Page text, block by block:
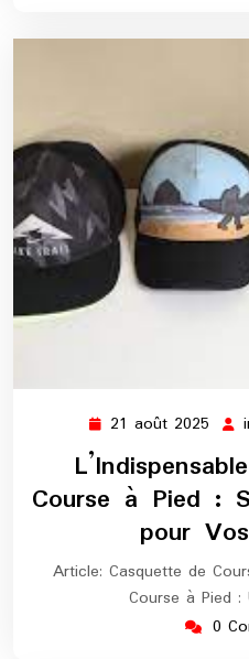
21 août 2025 21
août
2025
Course à Pied :
pour
Article: Casquette de
Course à Pied
0